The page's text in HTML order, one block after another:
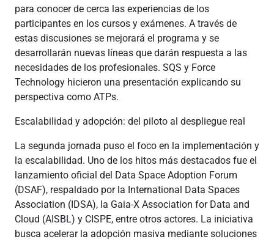
para conocer de cerca las experiencias de los
participantes en los cursos y exámenes. A través de
estas discusiones se mejorará el programa y se
desarrollarán nuevas líneas que darán respuesta a las
necesidades de los profesionales. SQS y Force
Technology hicieron una presentación explicando su
perspectiva como ATPs.
Escalabilidad y adopción: del piloto al despliegue real
La segunda jornada puso el foco en la implementación y
la escalabilidad. Uno de los hitos más destacados fue el
lanzamiento oficial del Data Space Adoption Forum
(DSAF), respaldado por la International Data Spaces
Association (IDSA), la Gaia-X Association for Data and
Cloud (AISBL) y CISPE, entre otros actores. La iniciativa
busca acelerar la adopción masiva mediante soluciones